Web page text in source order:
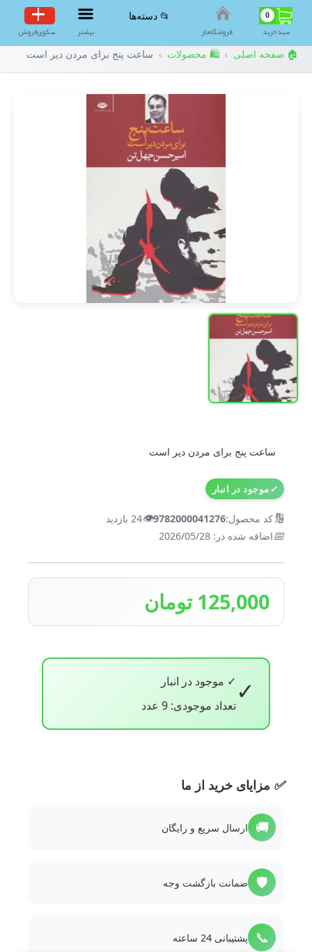
0
سبد‌خرید فروشگاه‌ناز
📂 دسته‌ها
بیشتر سکوی‌فروش
🏠 صفحه اصلی › 🛍️ محصولات › ساعت پنج برای مردن دیر است
ساعت پنج برای مردن دیر است
✓موجود در انبار
🔢کد محصول:9782000041276
👁️24 بازدید
📅اضافه شده در: 2026/05/28
125,000 تومان
✓ ✓ موجود در انبار
تعداد موجودی: 9 عدد
✅ مزایای خرید از ما
🚚 ارسال سریع و رایگان
🛡️ ضمانت بازگشت وجه
📞 پشتیبانی 24 ساعته